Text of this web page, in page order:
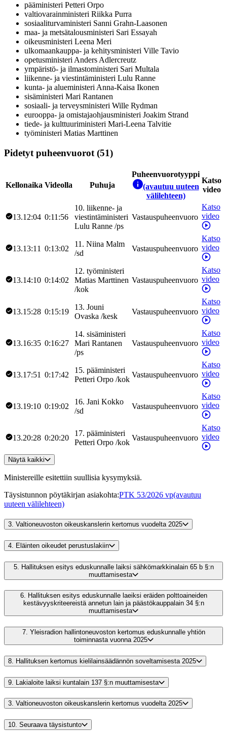
pääministeri Petteri Orpo
valtiovarainministeri Riikka Purra
sosiaaliturvaministeri Sanni Grahn-Laasonen
maa- ja metsätalousministeri Sari Essayah
oikeusministeri Leena Meri
ulkomaankauppa- ja kehitysministeri Ville Tavio
opetusministeri Anders Adlercreutz
ympäristö- ja ilmastoministeri Sari Multala
liikenne- ja viestintäministeri Lulu Ranne
kunta- ja alueministeri Anna-Kaisa Ikonen
sisäministeri Mari Rantanen
sosiaali- ja terveysministeri Wille Rydman
eurooppa- ja omistajaohjausministeri Joakim Strand
tiede- ja kulttuuriministeri Mari-Leena Talvitie
työministeri Matias Marttinen
Pidetyt puheenvuorot (51)
Kellonaika Videolla Puhuja
Puheenvuorotyyppi
(avautuu uuteen
välilehteen)
Katso
video
13.12:04 0:11:56
10. liikenne- ja
viestintäministeri
Lulu Ranne /ps
Vastauspuheenvuoro
Katso
video
13.13:11 0:13:02
11 . Niina Malm
/sd
Vastauspuheenvuoro
Katso
video
13.14:10 0:14:02
12. työministeri
Matias Marttinen
/kok
Vastauspuheenvuoro
Katso
video
13.15:28 0:15:19
13. Jouni
Ovaska /kesk
Vastauspuheenvuoro
Katso
video
13.16:35 0:16:27
14. sisäministeri
Mari Rantanen
/ps
Vastauspuheenvuoro
Katso
video
13.17:51 0:17:42
15. pääministeri
Petteri Orpo /kok
Vastauspuheenvuoro
Katso
video
13.19:10 0:19:02
16. Jani Kokko
/sd
Vastauspuheenvuoro
Katso
video
13.20:28 0:20:20
17. pääministeri
Petteri Orpo /kok
Vastauspuheenvuoro
Katso
video
Näytä kaikki
Ministereille esitettiin suullisia kysymyksiä.
Täysistunnon pöytäkirjan asiakohta:PTK 53/2026 vp(avautuu
uuteen välilehteen)
3. Valtioneuvoston oikeuskanslerin kertomus vuodelta 2025
4. Eläinten oikeudet perustuslakiin
5.
Hallituksen esitys eduskunnalle laiksi sähkömarkkinalain 65 b §:n
muuttamisesta
6. Hallituksen esitys eduskunnalle laeiksi eräiden polttoaineiden
kestävyyskriteereistä annetun lain ja päästökauppalain 34 §:n
muuttamisesta
7. Yleisradion hallintoneuvoston kertomus eduskunnalle yhtiön
toiminnasta vuonna 2025
8. Hallituksen kertomus kielilainsäädännön soveltamisesta 2025
9. Lakialoite laiksi kuntalain 137 §:n muuttamisesta
3. Valtioneuvoston oikeuskanslerin kertomus vuodelta 2025
10. Seuraava täysistunto